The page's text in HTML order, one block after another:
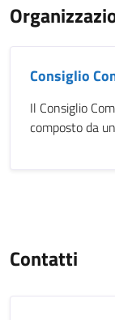
Consiglio
Il Consiglio
composto da
Contatti